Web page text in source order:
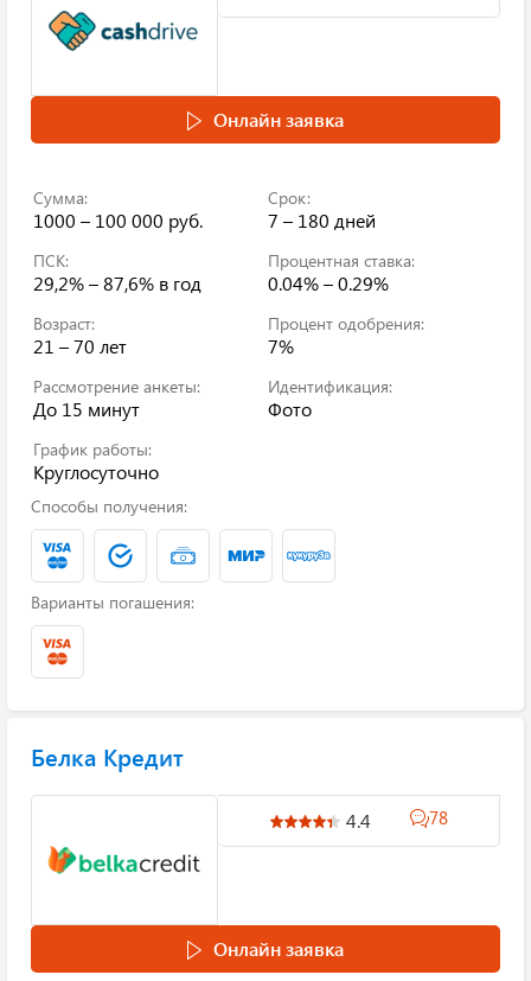
Онлайн заявка
Сумма:
1000 – 100 000 руб.
Срок:
7 – 180 дней
ПСК:
29,2% – 87,6% в год
Процентная ставка:
0.04% – 0.29%
Возраст:
21 – 70 лет
Процент одобрения:
7%
Рассмотрение анкеты:
До 15 минут
Идентификация:
Фото
График работы:
Круглосуточно
Способы получения:
Варианты погашения:
Белка Кредит
4.4 78
Онлайн заявка